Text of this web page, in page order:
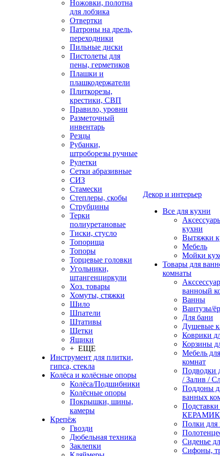
Ножовки, полотна
для лобзика
Отвертки
Патроны на дрель,
переходники
Пильные диски
Пистолеты для
пены, герметиков
Плашки и
плашкодержатели
Плиткорезы,
крестики, СВП
Правило, уровни
Разметочный
инвентарь
Резцы
Рубанки,
штроборезы ручные
Рулетки
Сетки абразивные
СИЗ
Стамески
Степлеры, скобы
Струбцины
Терки
полиуретановые
Тиски, стусло
Топорища
Топоры
Торцевые головки
Угольники,
штангенциркули
Хоз. товары
Хомуты, стяжки
Шило
Шпатели
Штативы
Щетки
Ящики
+ ЕЩЕ
Инструмент для плитки,
гипса, стекла
Колёса и колёсные опоры
Колёса/Подшибники
Колёсные опоры
Покрышки, шины,
камеры
Крепёж
Гвозди
Дюбельная техника
Заклепки
Декор и интерьер
Все для кухни
кухни
Вытяжки
Мебель
Мойки
Товары для
комнаты
ванноый
Ванны
Вантузы/
Для бани
Душевые
Коврики
Корзины
Мебель
комнат
Подводки
/ Залив /
Поддоны
ванных
Полки для
Сиденье
Сифоны,